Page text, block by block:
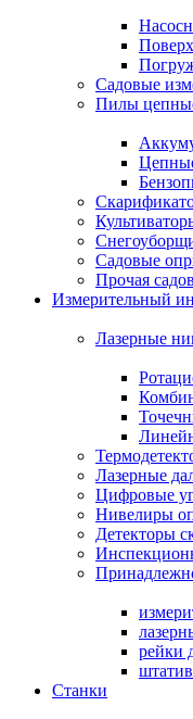
Садовые
Пилы
Садовые
Прочая
Измерительный
Лазерные
Лазерные
Цифровые
Нивелиры
Детекторы
рейки
Станки